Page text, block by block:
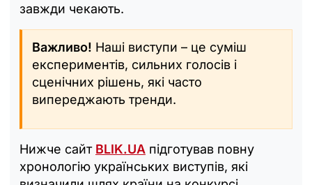
завжди чекають.
Важливо! Наші виступи – це суміш
експериментів, сильних голосів і
сценічних рішень, які часто
випереджають тренди.
Нижче сайт BLIK.UA підготував повну
хронологію українських виступів, які